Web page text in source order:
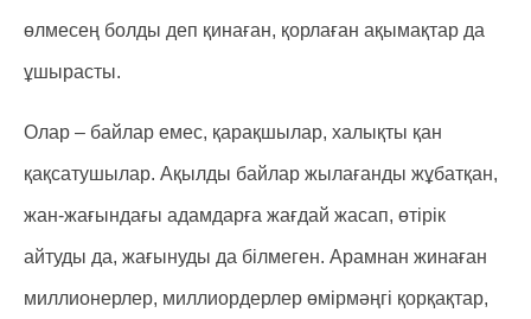
өлмесең болды деп қинаған, қорлаған ақымақтар да
ұшырасты.
Олар – байлар емес, қарақшылар, халықты қан
қақсатушылар. Ақылды байлар жылағанды жұбатқан,
жан-жағындағы адамдарға жағдай жасап, өтірік
айтуды да, жағынуды да білмеген. Арамнан жинаған
миллионерлер, миллиордерлер өмірмәңгі қорқақтар,